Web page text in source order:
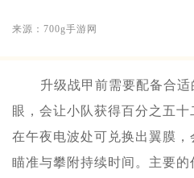
来源：700g手游网
升级战甲前需要配备合
眼，会让小队获得百分之五十
在午夜电波处可兑换出翼膜
瞄准与攀附持续时间。主要